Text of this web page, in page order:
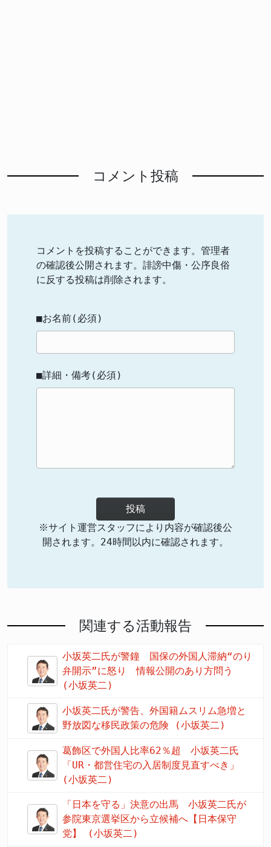
コメント投稿
コメントを投稿することができます。管理者
の確認後公開されます。誹謗中傷・公序良俗
に反する投稿は削除されます。
■お名前(必須)
■詳細・備考(必須)
投稿
※サイト運営スタッフにより内容が確認後公
開されます。24時間以内に確認されます。
関連する活動報告
小坂英二氏が警鐘 国保の外国人滞納“のり
弁開示”に怒り 情報公開のあり方問う
(小坂英二)
小坂英二氏が警告、外国籍ムスリム急増と
野放図な移民政策の危険 (小坂英二)
葛飾区で外国人比率62％超 小坂英二氏
「UR・都営住宅の入居制度見直すべき」
(小坂英二)
「日本を守る」決意の出馬 小坂英二氏が
参院東京選挙区から立候補へ【日本保守
党】 (小坂英二)